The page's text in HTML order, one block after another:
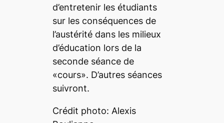
d’entretenir les étudiants
sur les conséquences de
l’austérité dans les milieux
d’éducation lors de la
seconde séance de
«cours». D’autres séances
suivront.
Crédit photo: Alexis